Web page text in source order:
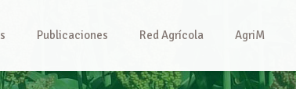
Publicaciones Red Agrícola AgriM